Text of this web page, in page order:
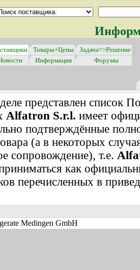
Товары+Цены
Задача=>Решение
Информация Форумы
представлен список
Alfatron S.r.l. имеет
подтверждённые
(а в некоторых
сопровождение), т.е.
как
перечисленных в
Medingen GmbH